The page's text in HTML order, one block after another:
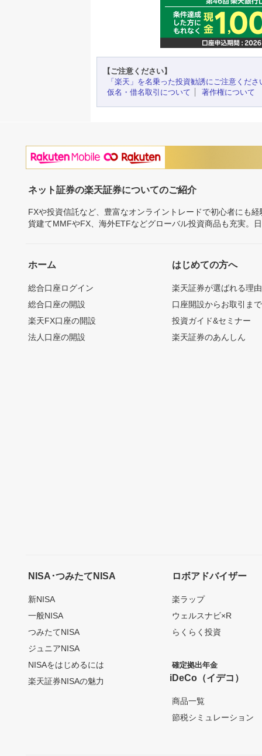
【ご注意ください】
「楽天」を名乗った投資勧誘にご注意くださ
仮名・借名取引について
著作権について
ネット証券の楽天証券についてのご紹介
FXや投資信託など、豊富なオンライントレードで初心者にも
貨建てMMFやFX、海外ETFなどグローバル投資商品も充実。
ホーム
総合口座ログイン
総合口座の開設
楽天FX口座の開設
法人口座の開設
はじめての方へ
楽天証券が選ばれる理由
口座開設からお取引ま
投資ガイド&セミナー
楽天証券のあんしん
NISA･つみたてNISA
新NISA
一般NISA
つみたてNISA
ジュニアNISA
NISAをはじめるには
楽天証券NISAの魅力
ロボアドバイザー
楽ラップ
ウェルスナビ×R
らくらく投資
確定拠出年金
iDeCo（イデコ）
商品一覧
節税シミュレーション